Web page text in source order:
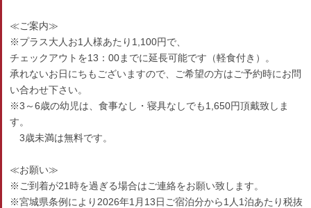
≪ご案内≫
※プラス大人お1人様あたり1,100円で、
チェックアウトを13：00までに延長可能です（軽食付き）。
承れないお日にちもございますので、ご希望の方はご予約時にお問
い合わせ下さい。
※3～6歳の幼児は、食事なし・寝具なしでも1,650円頂戴致しま
す。
3歳未満は無料です。
≪お願い≫
※ご到着が21時を過ぎる場合はご連絡をお願い致します。
※宮城県条例により2026年1月13日ご宿泊分から1人1泊あたり税抜